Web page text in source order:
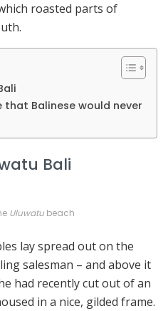
roasted parts of
Balinese would never
Bali
Uluwatubeach
lay spread out on the
salesman – and above it
had recently cut out of an
in a nice, gilded frame.